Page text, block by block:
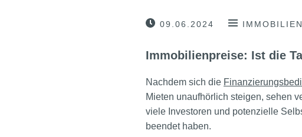
09.06.2024 IMMOBILIEN
Immobilienpreise: Ist die
Nachdem sich die
Mieten unaufhörlich steigen, sehen
viele Investoren und potenzielle
beendet haben.